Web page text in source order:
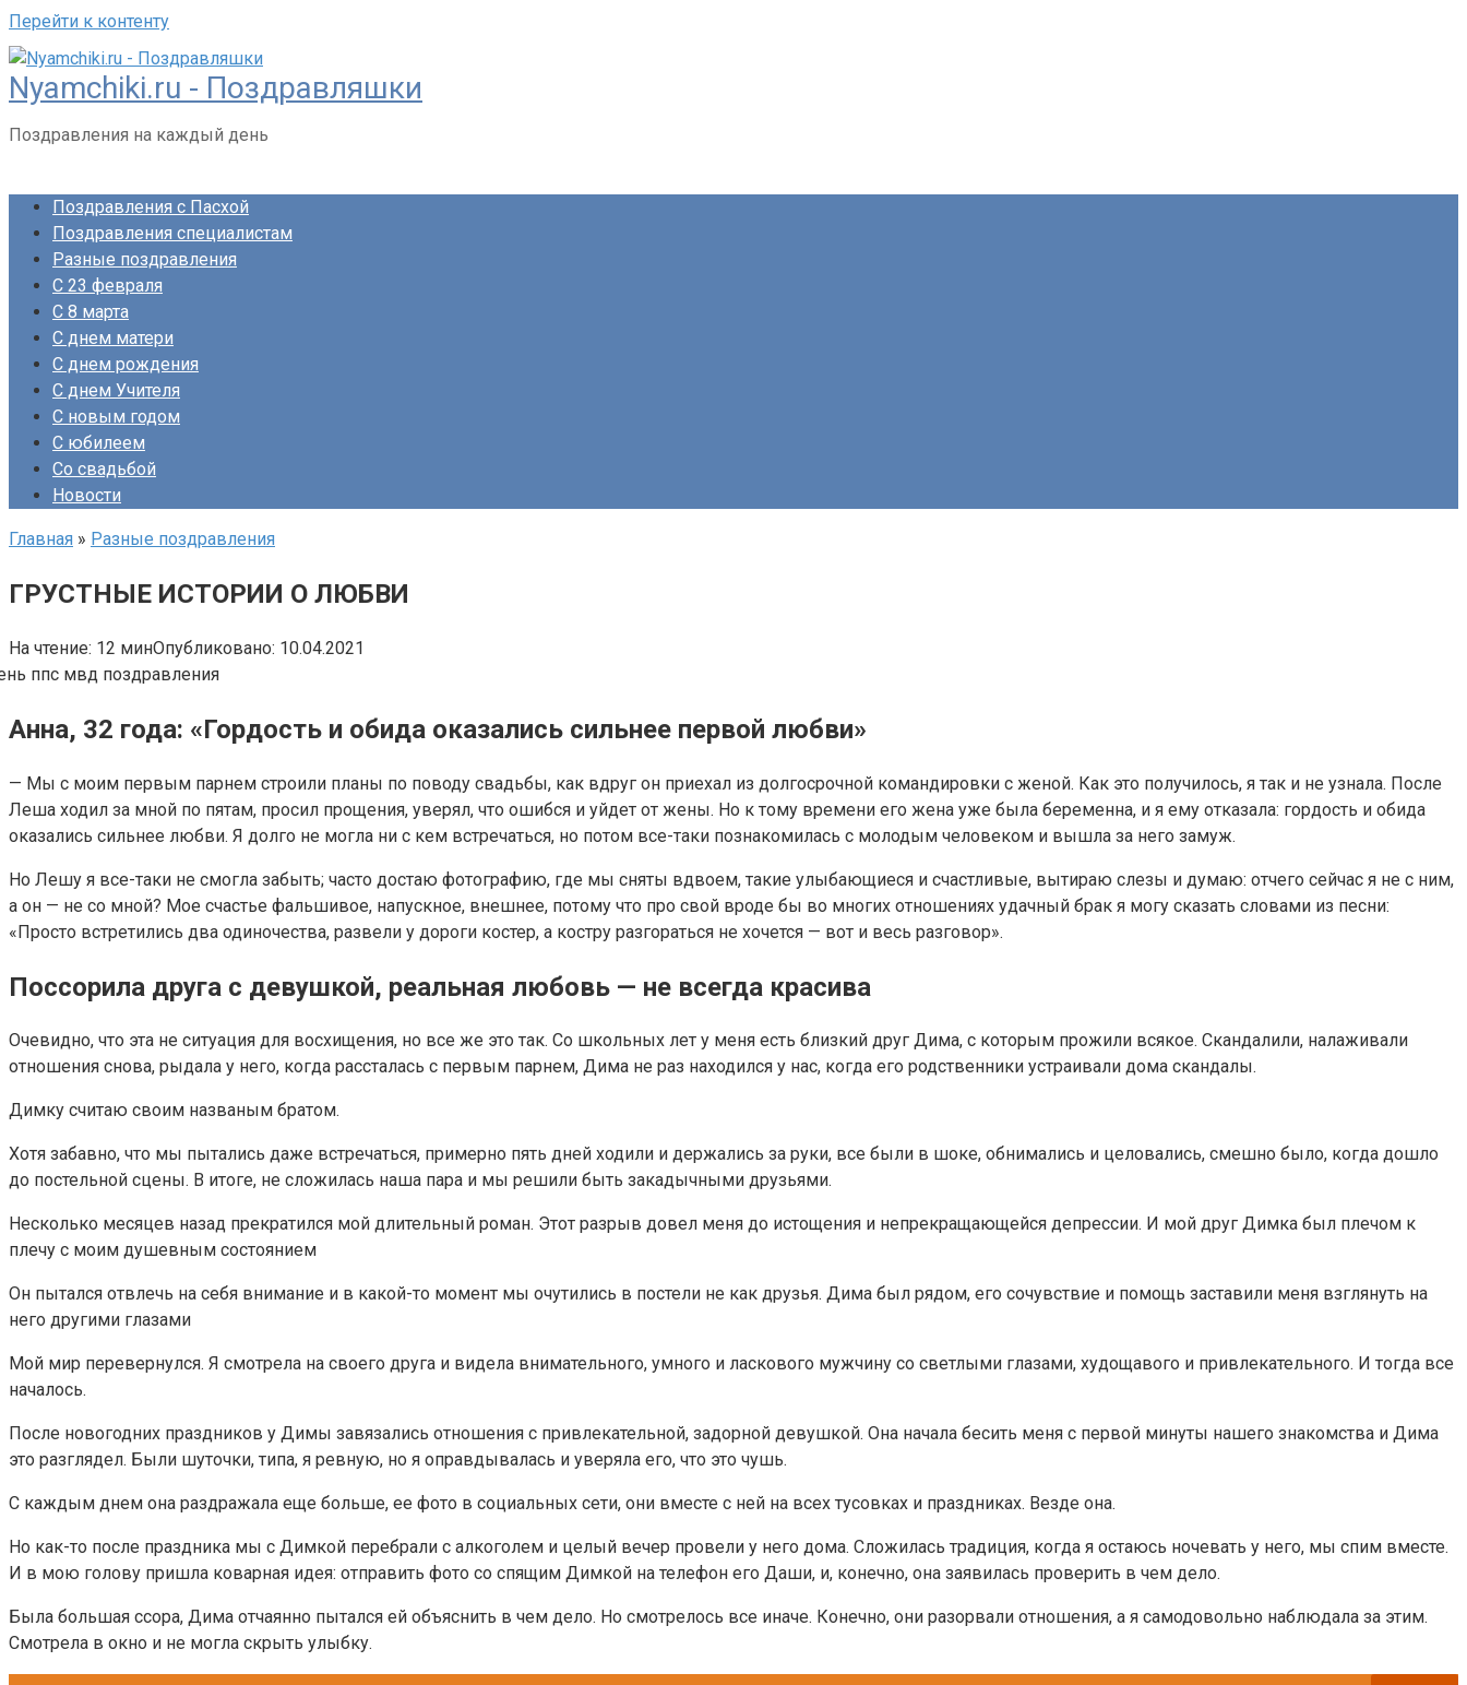
Перейти к контенту
Nyamchiki.ru - Поздравляшки
Поздравления на каждый день
Поздравления с Пасхой
Поздравления специалистам
Разные поздравления
С 23 февраля
С 8 марта
С днем матери
С днем рождения
С днем Учителя
С новым годом
С юбилеем
Со свадьбой
Новости
Главная » Разные поздравления
ГРУСТНЫЕ ИСТОРИИ О ЛЮБВИ
На чтение: 12 минОпубликовано: 10.04.2021
Анна, 32 года: «Гордость и обида оказались сильнее первой любви»
— Мы с моим первым парнем строили планы по поводу свадьбы, как вдруг он приехал из долгосрочной командировки с женой. Как это получилось, я так и не узнала. После
Леша ходил за мной по пятам, просил прощения, уверял, что ошибся и уйдет от жены. Но к тому времени его жена уже была беременна, и я ему отказала: гордость и обида
оказались сильнее любви. Я долго не могла ни с кем встречаться, но потом все-таки познакомилась с молодым человеком и вышла за него замуж.
Но Лешу я все-таки не смогла забыть; часто достаю фотографию, где мы сняты вдвоем, такие улыбающиеся и счастливые, вытираю слезы и думаю: отчего сейчас я не с ним,
а он — не со мной? Мое счастье фальшивое, напускное, внешнее, потому что про свой вроде бы во многих отношениях удачный брак я могу сказать словами из песни:
«Просто встретились два одиночества, развели у дороги костер, а костру разгораться не хочется — вот и весь разговор».
Поссорила друга с девушкой, реальная любовь — не всегда красива
Очевидно, что эта не ситуация для восхищения, но все же это так. Со школьных лет у меня есть близкий друг Дима, с которым прожили всякое. Скандалили, налаживали
отношения снова, рыдала у него, когда рассталась с первым парнем, Дима не раз находился у нас, когда его родственники устраивали дома скандалы.
Димку считаю своим названым братом.
Хотя забавно, что мы пытались даже встречаться, примерно пять дней ходили и держались за руки, все были в шоке, обнимались и целовались, смешно было, когда дошло
до постельной сцены. В итоге, не сложилась наша пара и мы решили быть закадычными друзьями.
Несколько месяцев назад прекратился мой длительный роман. Этот разрыв довел меня до истощения и непрекращающейся депрессии. И мой друг Димка был плечом к
плечу с моим душевным состоянием
Он пытался отвлечь на себя внимание и в какой-то момент мы очутились в постели не как друзья. Дима был рядом, его сочувствие и помощь заставили меня взглянуть на
него другими глазами
Мой мир перевернулся. Я смотрела на своего друга и видела внимательного, умного и ласкового мужчину со светлыми глазами, худощавого и привлекательного. И тогда все
началось.
После новогодних праздников у Димы завязались отношения с привлекательной, задорной девушкой. Она начала бесить меня с первой минуты нашего знакомства и Дима
это разглядел. Были шуточки, типа, я ревную, но я оправдывалась и уверяла его, что это чушь.
С каждым днем она раздражала еще больше, ее фото в социальных сети, они вместе с ней на всех тусовках и праздниках. Везде она.
Но как-то после праздника мы с Димкой перебрали с алкоголем и целый вечер провели у него дома. Сложилась традиция, когда я остаюсь ночевать у него, мы спим вместе.
И в мою голову пришла коварная идея: отправить фото со спящим Димкой на телефон его Даши, и, конечно, она заявилась проверить в чем дело.
Была большая ссора, Дима отчаянно пытался ей объяснить в чем дело. Но смотрелось все иначе. Конечно, они разорвали отношения, а я самодовольно наблюдала за этим.
Смотрела в окно и не могла скрыть улыбку.